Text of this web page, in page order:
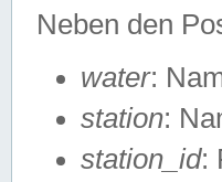
Neben den
water:
station:
station_id: